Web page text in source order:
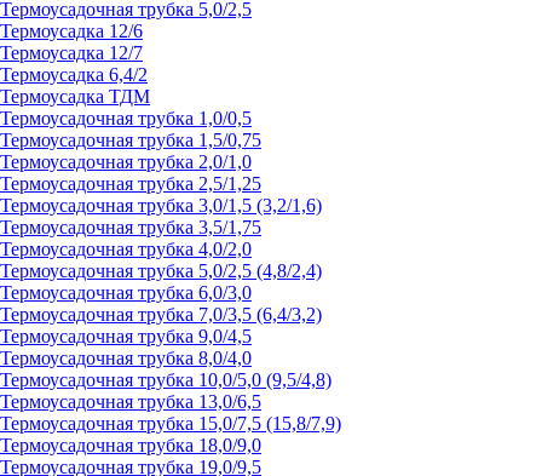
Термоусадочная трубка 5,0/2,5
Термоусадка 12/6
Термоусадка 12/7
Термоусадка 6,4/2
Термоусадка ТДМ
Термоусадочная трубка 1,0/0,5
Термоусадочная трубка 1,5/0,75
Термоусадочная трубка 2,0/1,0
Термоусадочная трубка 2,5/1,25
Термоусадочная трубка 3,0/1,5 (3,2/1,6)
Термоусадочная трубка 3,5/1,75
Термоусадочная трубка 4,0/2,0
Термоусадочная трубка 5,0/2,5 (4,8/2,4)
Термоусадочная трубка 6,0/3,0
Термоусадочная трубка 7,0/3,5 (6,4/3,2)
Термоусадочная трубка 9,0/4,5
Термоусадочная трубка 8,0/4,0
Термоусадочная трубка 10,0/5,0 (9,5/4,8)
Термоусадочная трубка 13,0/6,5
Термоусадочная трубка 15,0/7,5 (15,8/7,9)
Термоусадочная трубка 18,0/9,0
Термоусадочная трубка 19,0/9,5